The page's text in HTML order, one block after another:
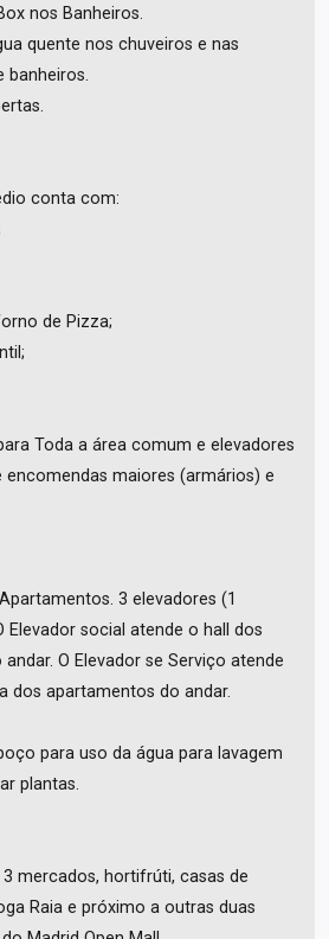
nos Banheiros.
quente nos chuveiros e nas
banheiros.
conta com:
de Pizza;
Toda a área comum e elevadores
encomendas maiores (armários) e
3 elevadores (1
Elevador social atende o hall dos
O Elevador se Serviço atende
dos apartamentos do andar.
para uso da água para lavagem
plantas.
mercados, hortifrúti, casas de
Raia e próximo a outras duas